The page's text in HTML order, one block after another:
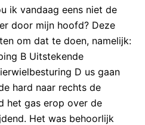
ik vandaag eens niet de
door mijn hoofd? Deze
om dat te doen, namelijk:
B Uitstekende
D us gaan
hard naar rechts de
het gas erop over de
Het was behoorlijk